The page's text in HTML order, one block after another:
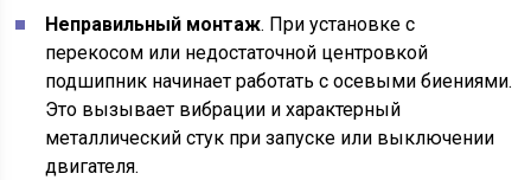
Неправильный монтаж. При установке с
перекосом или недостаточной центровкой
подшипник начинает работать с осевыми биениями.
Это вызывает вибрации и характерный
металлический стук при запуске или выключении
двигателя.